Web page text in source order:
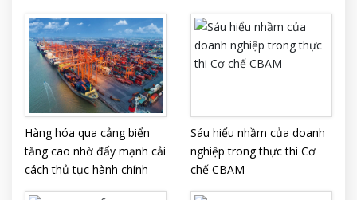
Hàng hóa qua cảng biển
tăng cao nhờ đẩy mạnh cải
cách thủ tục hành chính
Sáu hiểu nhầm của doanh
nghiệp trong thực thi Cơ
chế CBAM